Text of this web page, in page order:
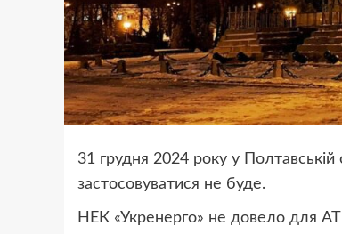
31 грудня 2024 року у Полтавській
застосовуватися не буде.
НЕК «Укренерго» не довело для